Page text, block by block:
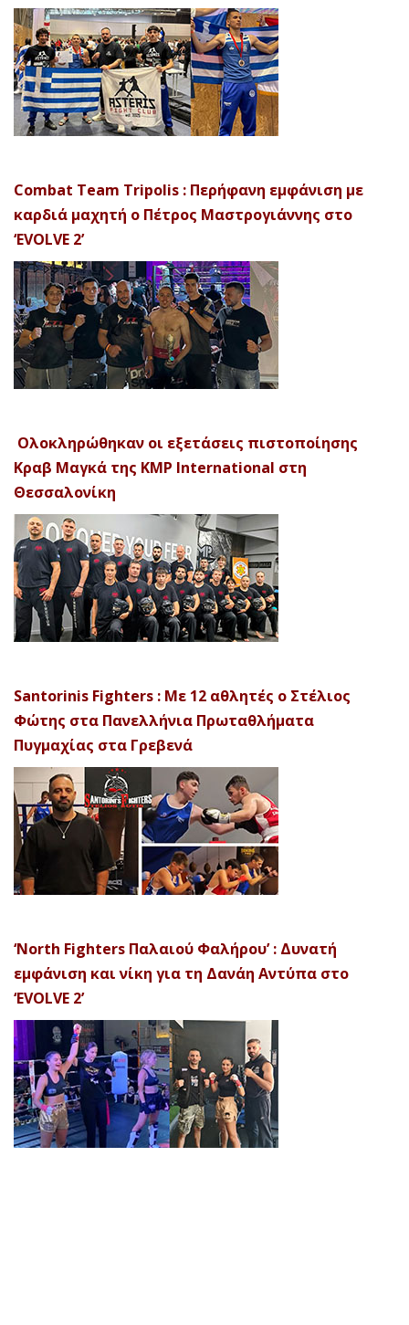
Combat Team Tripolis : Περήφανη εμφάνιση με
καρδιά μαχητή ο Πέτρος Μαστρογιάννης στο
‘EVOLVE 2’
Ολοκληρώθηκαν οι εξετάσεις πιστοποίησης
Κραβ Μαγκά της KMP International στη
Θεσσαλονίκη
Santorinis Fighters : Με 12 αθλητές ο Στέλιος
Φώτης στα Πανελλήνια Πρωταθλήματα
Πυγμαχίας στα Γρεβενά
‘North Fighters Παλαιού Φαλήρου’ : Δυνατή
εμφάνιση και νίκη για τη Δανάη Αντύπα στο
‘EVOLVE 2’